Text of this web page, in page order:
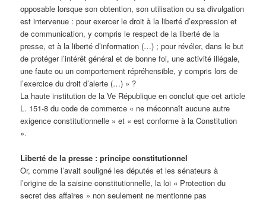
opposable lorsque son obtention, son utilisation ou sa divulgation
est intervenue : pour exercer le droit à la liberté d’expression et
de communication, y compris le respect de la liberté de la
presse, et à la liberté d’information (…) ; pour révéler, dans le but
de protéger l’intérêt général et de bonne foi, une activité illégale,
une faute ou un comportement répréhensible, y compris lors de
l’exercice du droit d’alerte (…) » ?
La haute institution de la Ve République en conclut que cet article
L. 151-8 du code de commerce « ne méconnaît aucune autre
exigence constitutionnelle » et « est conforme à la Constitution
».
Liberté de la presse : principe constitutionnel
Or, comme l’avait souligné les députés et les sénateurs à
l’origine de la saisine constitutionnelle, la loi « Protection du
secret des affaires » non seulement ne mentionne pas